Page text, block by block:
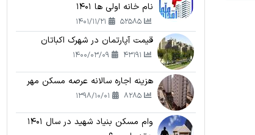
نام خانه اولی ها 1401
52585
قیمت آپارتمان در شهرک اکباتان
هزینه اجاره سالانه عرصه مسکن مهر
8285
وام مسکن بنیاد شهید در سال 1401